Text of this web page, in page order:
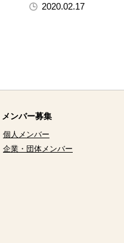
2020.02.17
メンバー募集
個人メンバー
企業・団体メンバー